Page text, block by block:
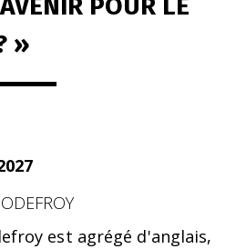
»
est agrégé d'anglais,